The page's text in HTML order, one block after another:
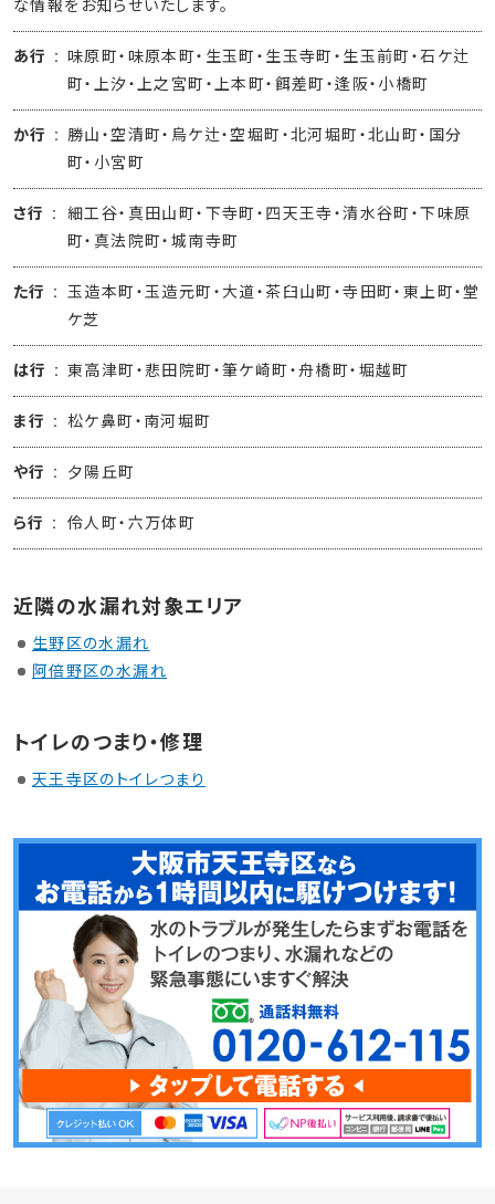
な情報をお知らせいたします。
あ行
味原町・味原本町・生玉町・生玉寺町・生玉前町・石ケ辻
町・上汐・上之宮町・上本町・餌差町・逢阪・小橋町
か行
勝山・空清町・烏ケ辻・空堀町・北河堀町・北山町・国分
町・小宮町
さ行
細工谷・真田山町・下寺町・四天王寺・清水谷町・下味原
町・真法院町・城南寺町
た行
玉造本町・玉造元町・大道・茶臼山町・寺田町・東上町・堂
ケ芝
は行 東高津町・悲田院町・筆ケ崎町・舟橋町・堀越町
ま行 松ケ鼻町・南河堀町
や行 夕陽丘町
ら行 伶人町・六万体町
近隣の水漏れ対象エリア
生野区の水漏れ
阿倍野区の水漏れ
トイレのつまり・修理
天王寺区のトイレつまり